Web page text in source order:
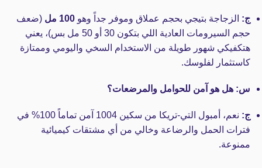
ج: الزجاجة بتيجي بحجم عملاق وموفر جداً وهو 100 مل
(ضعف
حجم السيرومات العادية اللي بتكون 30 أو 50 مل بس)، يعني
هتكفيكي شهور طويلة من الاستخدام السخي واليومي وممتازة
كاستثمار لفلوسك.
س: هل هو آمن للحوامل والمرضعات؟
ج:
نعم، أمبول التي-تريكا من سكين 1004 آمن تماماً 100% في
فترات الحمل والرضاعة وخالي من أي مشتقات كيميائية
ممنوعة.